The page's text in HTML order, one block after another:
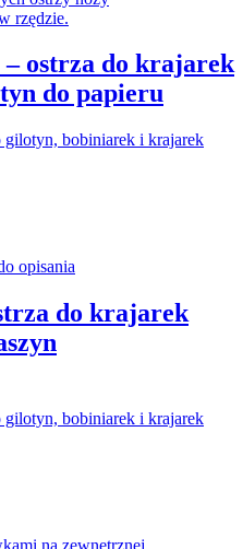
ostrza do krajarek
do papieru
gilotyn, bobiniarek i krajarek
do krajarek
gilotyn, bobiniarek i krajarek